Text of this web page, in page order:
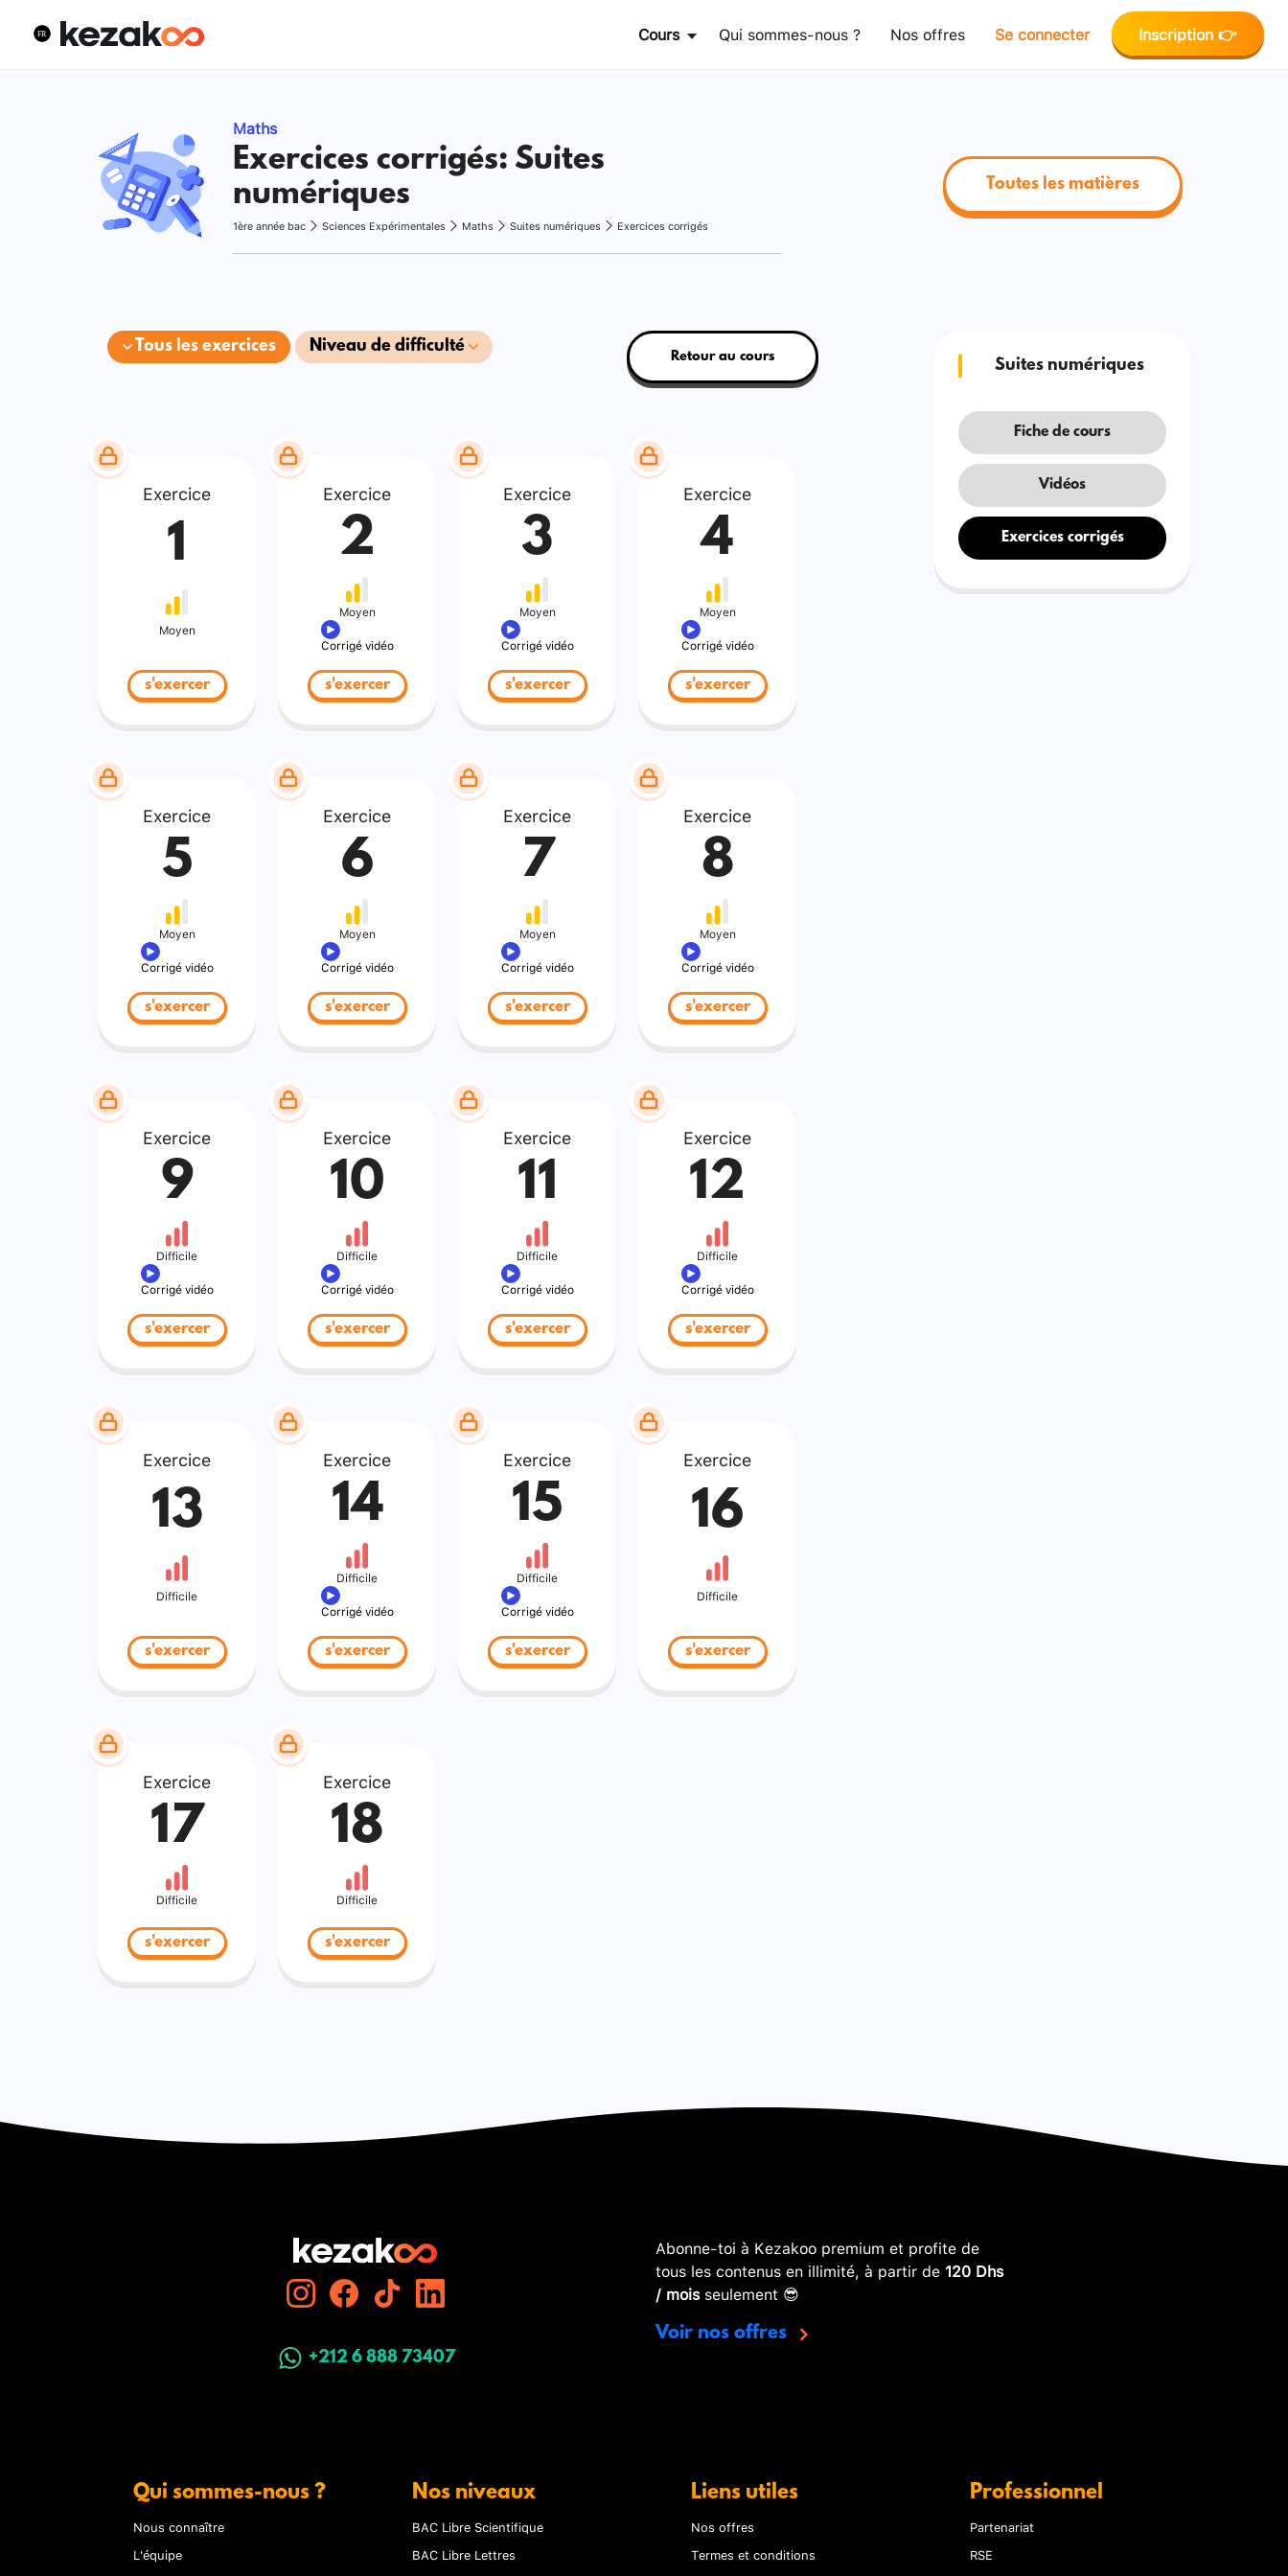
Cours Qui sommes-nous ? Nos offres Se connecter Inscription 👉
Maths
Exercices corrigés: Suites
numériques
1ère année bac Sciences Expérimentales Maths Suites numériques Exercices corrigés
Toutes les matières
Tous les exercices Niveau de difficulté
Retour au cours
Exercice
1
Moyen
s'exercer
Exercice
2
Moyen
Corrigé vidéo
s'exercer
Exercice
3
Moyen
Corrigé vidéo
s'exercer
Exercice
4
Moyen
Corrigé vidéo
s'exercer
Exercice
5
Moyen
Corrigé vidéo
s'exercer
Exercice
6
Moyen
Corrigé vidéo
s'exercer
Exercice
7
Moyen
Corrigé vidéo
s'exercer
Exercice
8
Moyen
Corrigé vidéo
s'exercer
Exercice
9
Difficile
Corrigé vidéo
s'exercer
Exercice
10
Difficile
Corrigé vidéo
s'exercer
Exercice
11
Difficile
Corrigé vidéo
s'exercer
Exercice
12
Difficile
Corrigé vidéo
s'exercer
Exercice
13
Difficile
s'exercer
Exercice
14
Difficile
Corrigé vidéo
s'exercer
Exercice
15
Difficile
Corrigé vidéo
s'exercer
Exercice
16
Difficile
s'exercer
Exercice
17
Difficile
s'exercer
Exercice
18
Difficile
s'exercer
Suites numériques
Fiche de cours
Vidéos
Exercices corrigés
+212 6 888 73407
Abonne-toi à Kezakoo premium et profite de
tous les contenus en illimité, à partir de 120 Dhs
/ moisseulement 😎
Voir nos offres
Qui sommes-nous ?
Nous connaître
L'équipe
Nos niveaux
BAC Libre Scientifique
BAC Libre Lettres
Liens utiles
Nos offres
Termes et conditions
Professionnel
Partenariat
RSE